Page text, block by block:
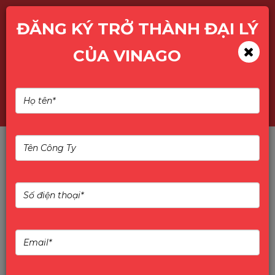
ĐĂNG KÝ TRỞ THÀNH ĐẠI LÝ
CỦA VINAGO